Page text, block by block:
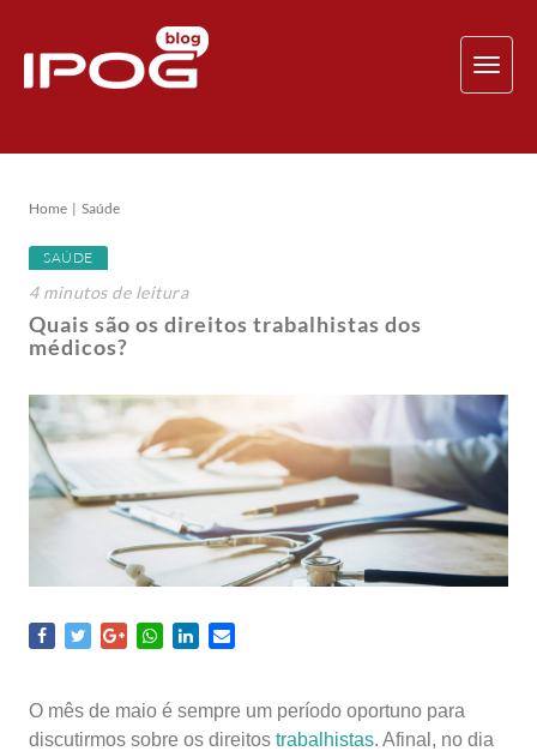
Home Saúde
SAÚDE
4 minutosde leitura
Quais são os direitos trabalhistas dos
médicos?
O mês de maio é sempre um período oportuno para
discutirmos sobre os direitos trabalhistas. Afinal, no dia